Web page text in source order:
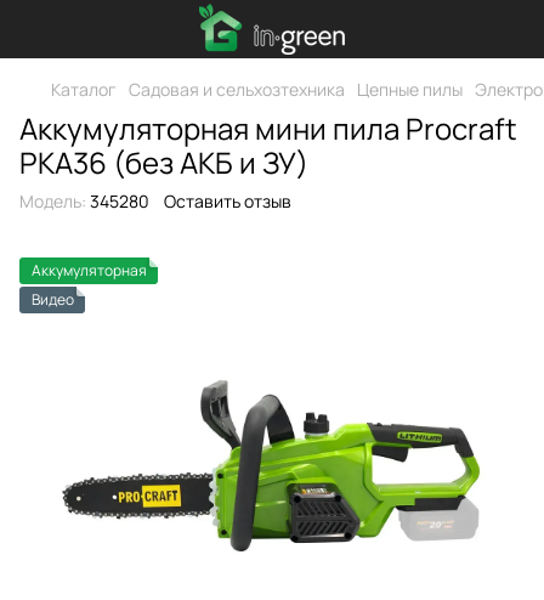
Каталог Садовая и сельхозтехника Цепные пилы
Аккумуляторная мини пила Procraft
PKA36 (без АКБ и ЗУ)
Модель: 345280 Оставить отзыв
Аккумуляторная
Видео